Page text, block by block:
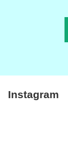
Instagram